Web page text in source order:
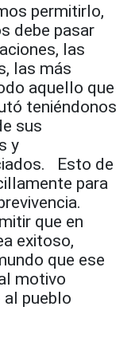
permitirlo,
debe pasar
las
las más
aquello que
teniéndonos
sus
y
Esto de
para
que en
exitoso,
que ese
motivo
pueblo